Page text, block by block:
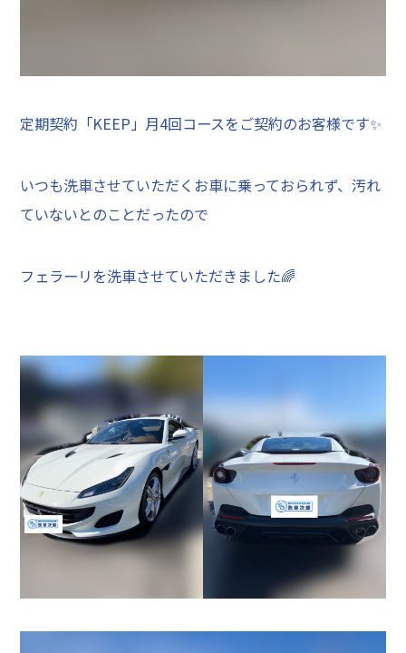
定期契約「KEEP」月4回コースをご契約のお客様です✨
いつも洗車させていただくお車に乗っておられず、汚れ
ていないとのことだったので
フェラーリを洗車させていただきました🌈